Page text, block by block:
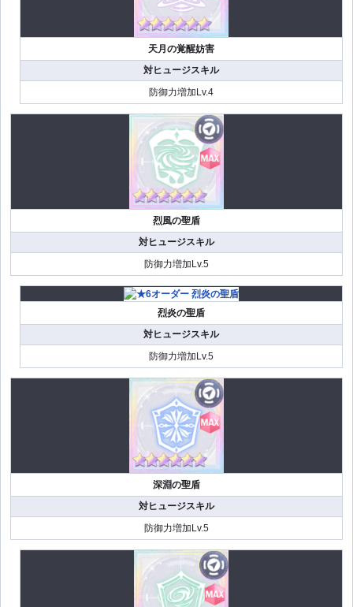
天月の覚醒妨害
対ヒュージスキル
防御力増加Lv.4
烈風の聖盾
対ヒュージスキル
防御力増加Lv.5
烈炎の聖盾
対ヒュージスキル
防御力増加Lv.5
深淵の聖盾
対ヒュージスキル
防御力増加Lv.5